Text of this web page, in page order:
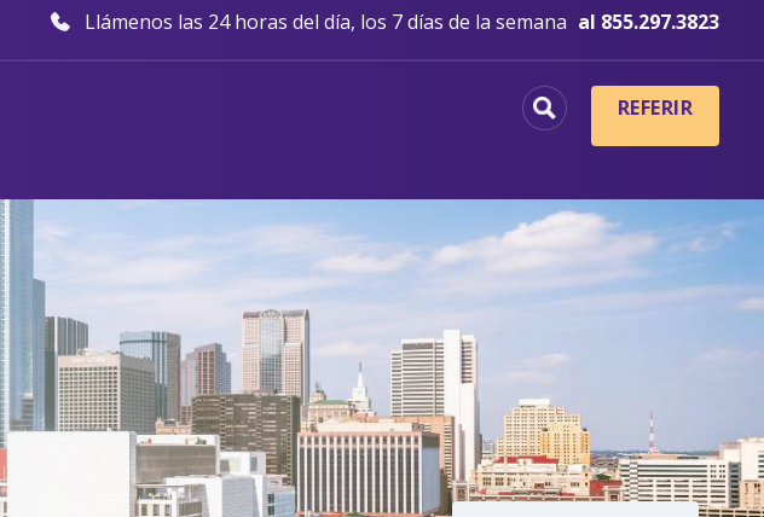
Llámenos las 24 horas del día, los 7 días de la semana al 855.297.3823
REFERIR